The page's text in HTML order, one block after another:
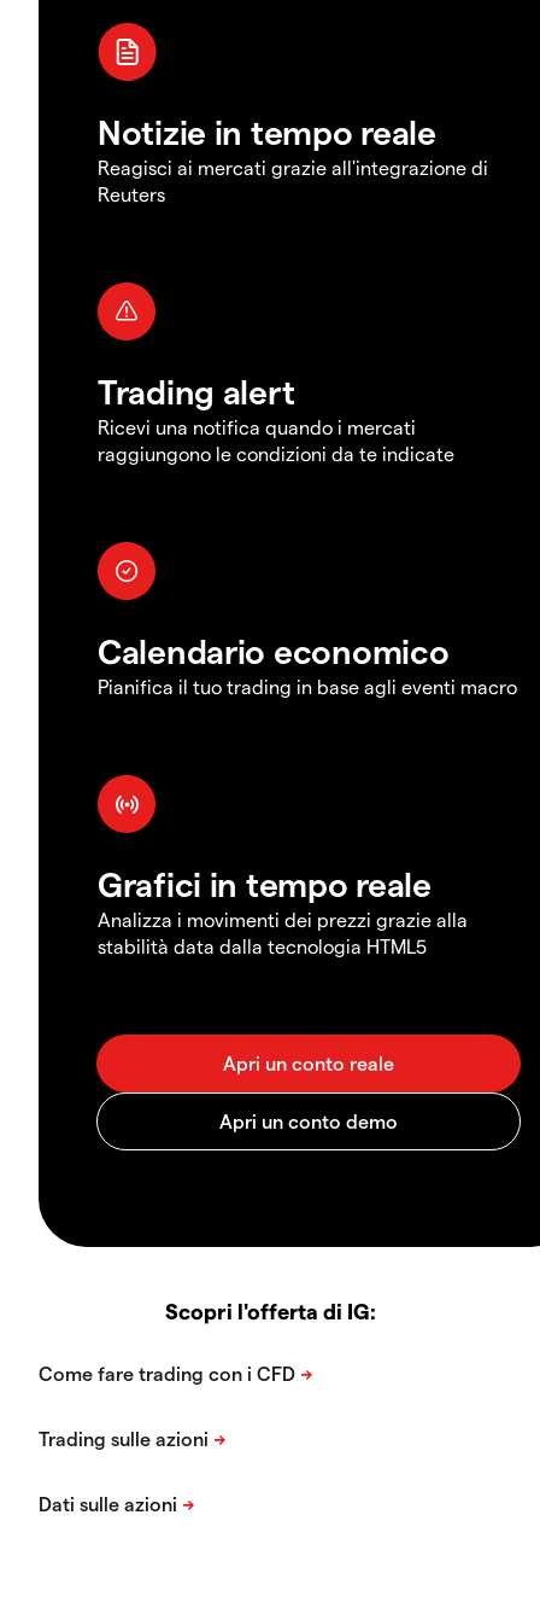
Notizie in tempo reale
Reagisci ai mercati grazie all'integrazione di
Reuters
Trading alert
Ricevi una notifica quando i mercati
raggiungono le condizioni da te indicate
Calendario economico
Pianifica il tuo trading in base agli eventi macro
Grafici in tempo reale
Analizza i movimenti dei prezzi grazie alla
stabilità data dalla tecnologia HTML5
Scopri l'offerta di IG: